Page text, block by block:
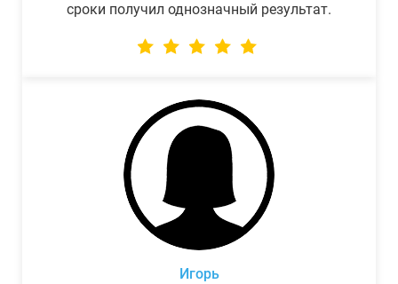
сроки получил однозначный результат.
Игорь